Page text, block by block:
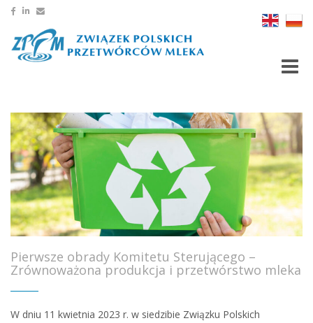
Pierwsze obrady Komitetu Sterującego –
Zrównoważona produkcja i przetwórstwo mleka
W dniu 11 kwietnia 2023 r. w siedzibie Związku Polskich